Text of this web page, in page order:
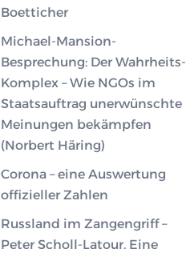
Boetticher
Michael-Mansion-
Besprechung: Der Wahrheits-
Komplex – Wie NGOs im
Staatsauftrag unerwünschte
Meinungen bekämpfen
(Norbert Häring)
Corona – eine Auswertung
offizieller Zahlen
Russland im Zangengriff –
Peter Scholl-Latour. Eine